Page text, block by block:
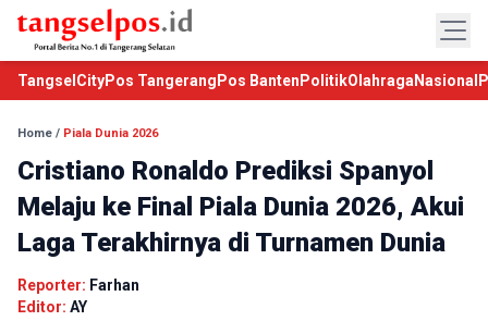
TangselCityPos Tangerang Pos Banten PolitikOlahraga Nasional
Home / Piala Dunia 2026
Cristiano Ronaldo Prediksi Spanyol
Melaju ke Final Piala Dunia 2026, Akui
Laga Terakhirnya di Turnamen Dunia
Reporter: Farhan
Editor: AY